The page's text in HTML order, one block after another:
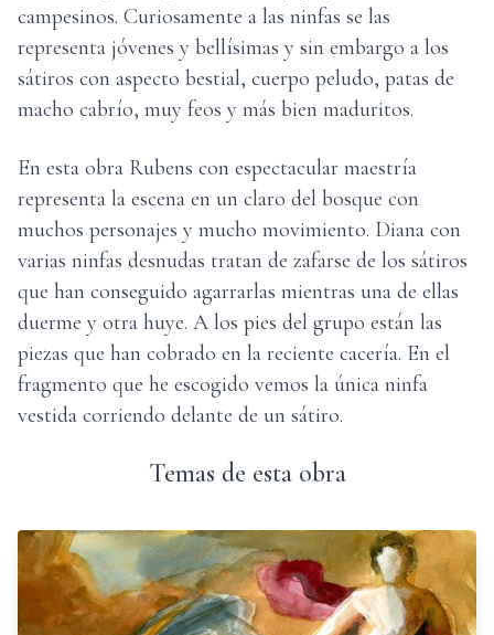
campesinos. Curiosamente a las ninfas se las
representa jóvenes y bellísimas y sin embargo a los
sátiros con aspecto bestial, cuerpo peludo, patas de
macho cabrío, muy feos y más bien maduritos.
En esta obra Rubens con espectacular maestría
representa la escena en un claro del bosque con
muchos personajes y mucho movimiento. Diana con
varias ninfas desnudas tratan de zafarse de los sátiros
que han conseguido agarrarlas mientras una de ellas
duerme y otra huye. A los pies del grupo están las
piezas que han cobrado en la reciente cacería. En el
fragmento que he escogido vemos la única ninfa
vestida corriendo delante de un sátiro.
Temas de esta obra